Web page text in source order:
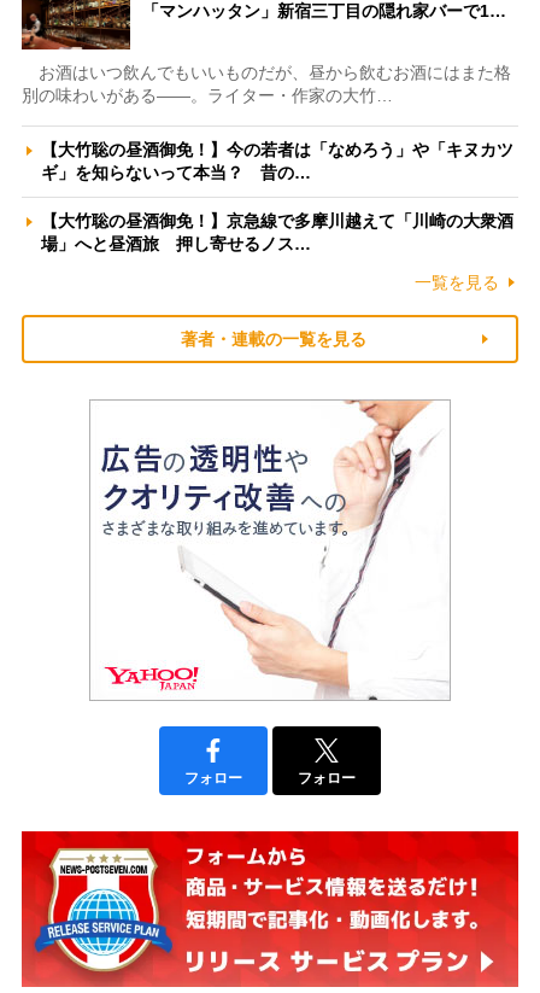
「マンハッタン」新宿三丁目の隠れ家バーで1…
お酒はいつ飲んでもいいものだが、昼から飲むお酒にはまた格
別の味わいがある――。ライター・作家の大竹…
【大竹聡の昼酒御免！】今の若者は「なめろう」や「キヌカツ
ギ」を知らないって本当？ 昔の…
【大竹聡の昼酒御免！】京急線で多摩川越えて「川崎の大衆酒
場」へと昼酒旅 押し寄せるノス…
一覧を見る
著者・連載の一覧を見る
フォロー フォロー